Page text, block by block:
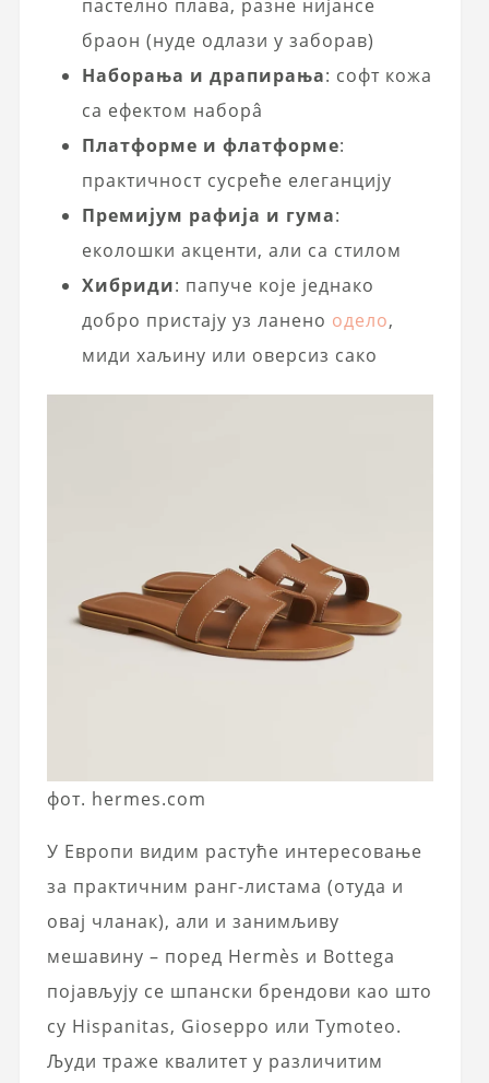
пастелно плава, разне нијансе
браон (нуде одлази у заборав)
Наборања и драпирања: софт кожа
са ефектом наборâ
Платформе и флатформе:
практичност сусреће елеганцију
Премијум рафија и гума:
еколошки акценти, али са стилом
Хибриди: папуче које једнако
добро пристају уз ланено одело,
миди хаљину или оверсиз сако
фот. hermes.com
У Европи видим растуће интересовање
за практичним ранг-листама (отуда и
овај чланак), али и занимљиву
мешавину – поред Hermès и Bottega
појављују се шпански брендови као што
су Hispanitas, Gioseppo или Tymoteo.
Људи траже квалитет у различитим